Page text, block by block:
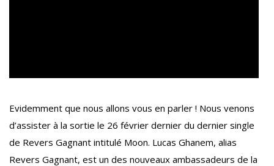
Evidemment que nous allons vous en parler ! Nous venons
d’assister à la sortie le 26 février dernier du dernier single
de Revers Gagnant intitulé Moon. Lucas Ghanem, alias
Revers Gagnant, est un des nouveaux ambassadeurs de la